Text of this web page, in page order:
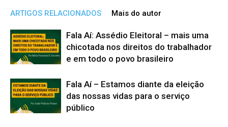
ARTIGOS RELACIONADOS Mais do autor
Fala Aí: Assédio Eleitoral – mais uma
chicotada nos direitos do trabalhador
e em todo o povo brasileiro
Fala Aí – Estamos diante da eleição
das nossas vidas para o serviço
público